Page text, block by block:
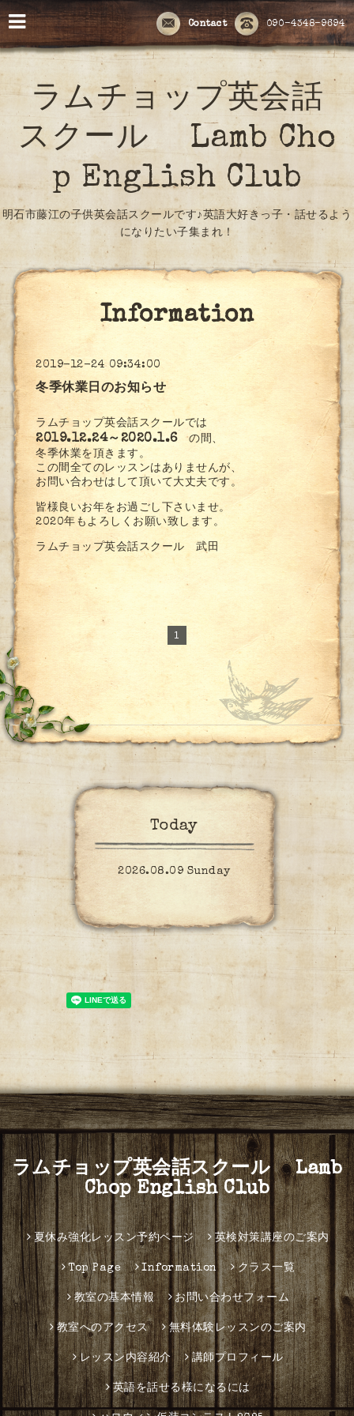
090-4348-9694
Contact
ラムチョップ英会話
スクール Lamb Cho
p English Club
明石市藤江の子供英会話スクールです♪英語大好きっ子・話せるよう
になりたい子集まれ！
Information
2019-12-24 09:34:00
冬季休業日のお知らせ
ラムチョップ英会話スクールでは
2019.12.24～2020.1.6の間、
冬季休業を頂きます。
この間全てのレッスンはありませんが、
お問い合わせはして頂いて大丈夫です。
皆様良いお年をお過ごし下さいませ。
2020年もよろしくお願い致します。
ラムチョップ英会話スクール 武田
1
Today
2026.08.09 Sunday
ラムチョップ英会話スクール Lamb
Chop English Club
夏休み強化レッスン予約ページ 英検対策講座のご案内
Top Page Information クラス一覧
教室の基本情報 お問い合わせフォーム
教室へのアクセス 無料体験レッスンのご案内
レッスン内容紹介 講師プロフィール
英語を話せる様になるには